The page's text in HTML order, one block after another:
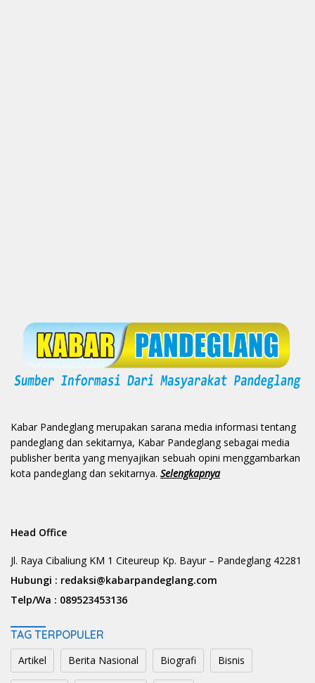
Kabar Pandeglang merupakan sarana media informasi tentang
pandeglang dan sekitarnya, Kabar Pandeglang sebagai media
publisher berita yang menyajikan sebuah opini menggambarkan
kota pandeglang dan sekitarnya. Selengkapnya
Head Office
Jl. Raya Cibaliung KM 1 Citeureup Kp. Bayur – Pandeglang 42281
Hubungi : redaksi@kabarpandeglang.com
Telp/Wa : 089523453136
TAG TERPOPULER
Artikel Berita Nasional Biografi Bisnis